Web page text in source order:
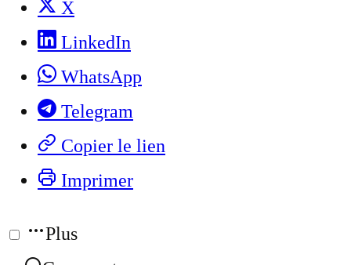
X
LinkedIn
WhatsApp
Telegram
Copier le lien
Imprimer
Plus